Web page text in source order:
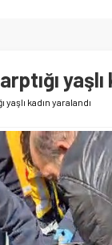
yaşlı
yaşlı kadın yaralandı